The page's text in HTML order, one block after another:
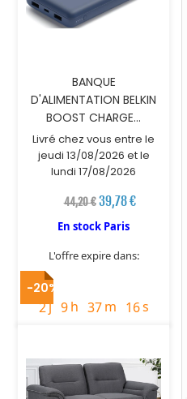
BANQUE
D'ALIMENTATION BELKIN
BOOST CHARGE...
Livré chez vous entre le
jeudi 13/08/2026 et le
lundi 17/08/2026
44,20 € 39,78 €
En stock Paris
L'offre expire dans:
timer
2j 9h 37m 15s
-20%